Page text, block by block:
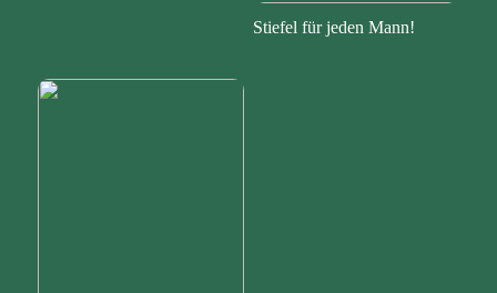
Stiefel für jeden Mann!